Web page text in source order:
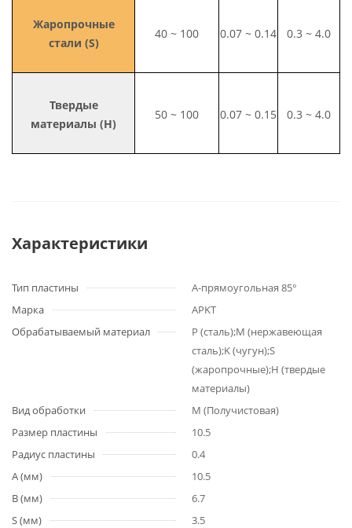
Жаропрочные
стали (S)
40 ~ 100 0.07 ~ 0.14 0.3 ~ 4.0
Твердые
материалы (H)
50 ~ 100 0.07 ~ 0.15 0.3 ~ 4.0
Характеристики
Тип пластины
A-прямоугольная 85°
Марка
APKT
Обрабатываемый материал
P (сталь);M (нержавеющая
сталь);K (чугун);S
(жаропрочные);H (твердые
материалы)
Вид обработки
M (Получистовая)
Размер пластины
10.5
Радиус пластины
0.4
A (мм)
10.5
B (мм)
6.7
S (мм)
3.5